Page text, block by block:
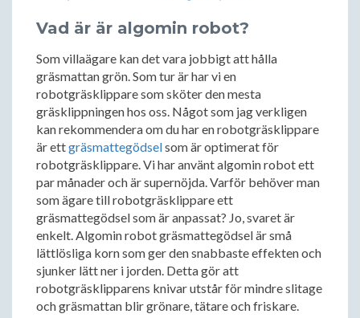
Vad är är algomin robot?
Som villaägare kan det vara jobbigt att hålla
gräsmattan grön. Som tur är har vi en
robotgräsklippare som sköter den mesta
gräsklippningen hos oss. Något som jag verkligen
kan rekommendera om du har en robotgräsklippare
är ettgräsmattegödselsom är optimerat för
robotgräsklippare. Vi har använt algomin robot ett
par månader och är supernöjda. Varför behöver man
som ägare till robotgräsklippare ett
gräsmattegödsel som är anpassat? Jo, svaret är
enkelt. Algomin robot gräsmattegödsel är små
lättlösliga korn som ger den snabbaste effekten och
sjunker lätt ner i jorden. Detta gör att
robotgräsklipparens knivar utstår för mindre slitage
och gräsmattan blir grönare, tätare och friskare.